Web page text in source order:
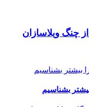
بیشتر بشناسیم